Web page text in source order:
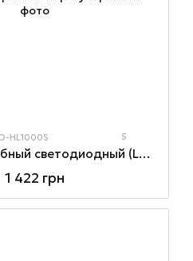
HL1000S 5
Фонарик налобный светодиодный (LED) с 6-ти уровневой регулировкой
1 422 грн